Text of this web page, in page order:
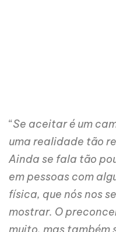
“Se aceitar é um
uma realidade tão
Ainda se fala tão
em pessoas com
física, que nós nos
mostrar. O
muito, mas também